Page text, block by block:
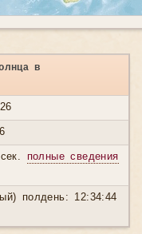
в
полные сведения
полдень: 12:34:44